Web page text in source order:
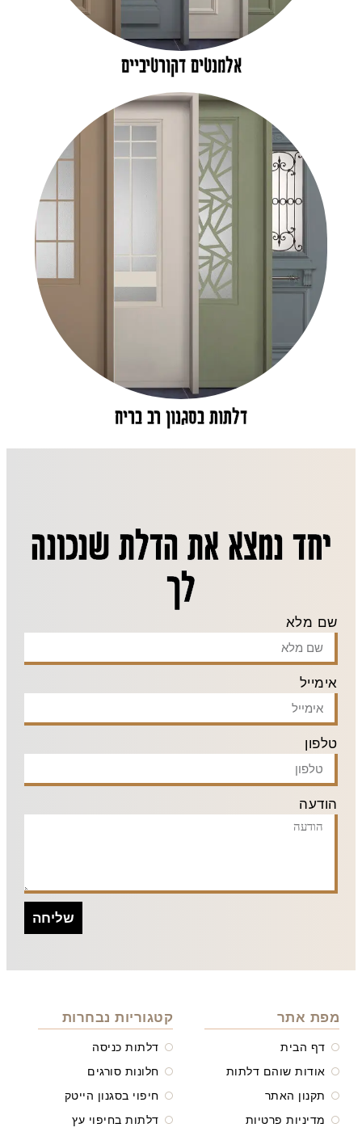
אלמנטים דקורטיביים
דלתות בסגנון רב בריח
יחד נמצא את הדלת שנכונה
לך
שם מלא
אימייל
טלפון
הודעה
שליחה
מפת אתר
דף הבית
אודות שוהם דלתות
תקנון האתר
מדיניות פרטיות
קטגוריות נבחרות
דלתות כניסה
חלונות סורגים
חיפוי בסגנון הייטק
דלתות בחיפוי עץ